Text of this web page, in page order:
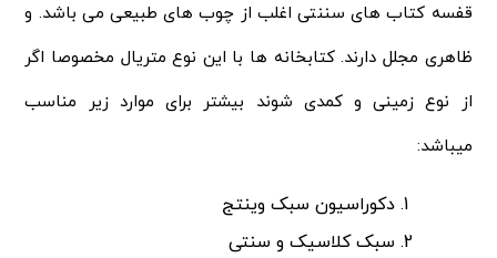
قفسه کتاب های سننتی اغلب از چوب های طبیعی می باشد. و
ظاهری مجلل دارند. کتابخانه ها با این نوع متریال مخصوصا اگر
از نوع زمینی و کمدی شوند بیشتر برای موارد زیر مناسب
میباشد:
دکوراسیون سبک وینتج
سبک کلاسیک و سنتی